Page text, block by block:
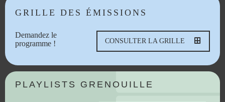
GRILLE DES ÉMISSIONS
Demandez le
programme !
CONSULTER LA GRILLE
PLAYLISTS GRENOUILLE